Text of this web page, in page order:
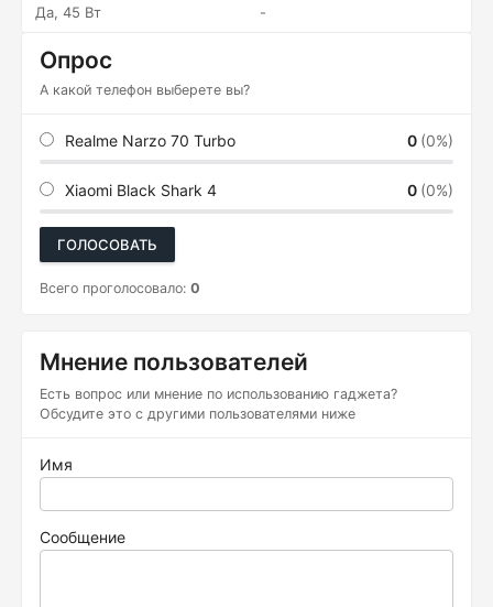
Да, 45 Вт
-
Опрос
А какой телефон выберете вы?
Realme Narzo 70 Turbo 0 (0%)
Xiaomi Black Shark 4 0 (0%)
ГОЛОСОВАТЬ
Всего проголосовало: 0
Мнение пользователей
Есть вопрос или мнение по использованию гаджета?
Обсудите это с другими пользователями ниже
Имя
Сообщение